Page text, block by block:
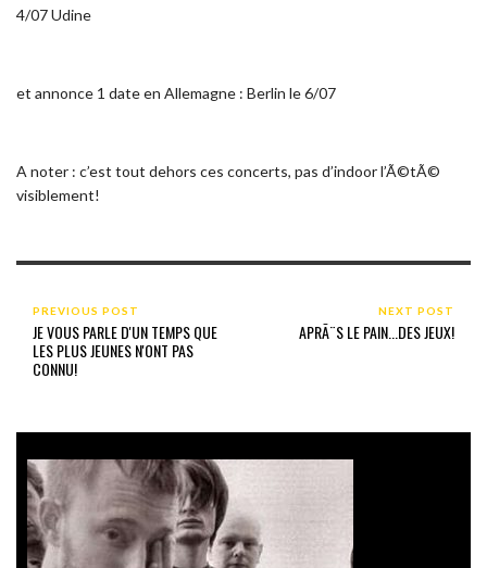
4/07 Udine
et annonce 1 date en Allemagne : Berlin le 6/07
A noter : c’est tout dehors ces concerts, pas d’indoor l’Ã©tÃ©
visiblement!
PREVIOUS POST
JE VOUS PARLE D'UN TEMPS QUE
LES PLUS JEUNES N'ONT PAS
CONNU!
NEXT POST
APRÃ¨S LE PAIN...DES JEUX!